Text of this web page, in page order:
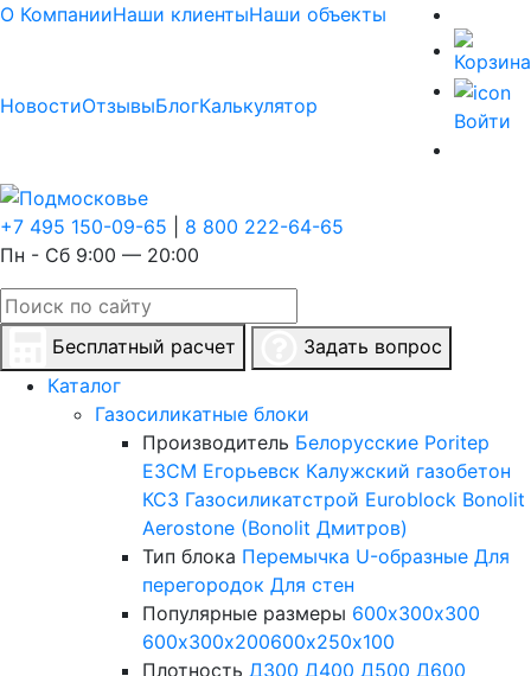
О КомпанииНаши клиентыНаши объекты
НовостиОтзывыБлогКалькулятор
Войти
+7 495 150-09-65
8 800 222-64-65
Пн - Сб 9:00 — 20:00
Бесплатный расчет
Задать вопрос
Каталог
Газосиликатные блоки
Производитель Белорусские Poritep
ЕЗСМ Егорьевск Калужский газобетон
КСЗ Газосиликатстрой Euroblock Bonolit
Aerostone (Bonolit Дмитров)
Тип блока Перемычка U-образные Для
перегородок Для стен
Популярные размеры 600х300х300
600х300х200600х250х100
Плотность Д300 Д400 Д500 Д600